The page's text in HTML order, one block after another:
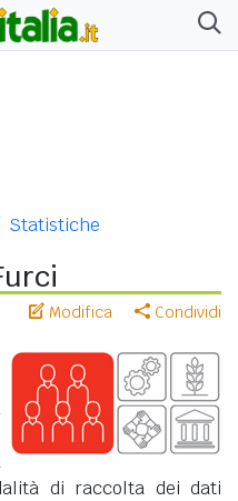
Statistiche
Modifica Condividi
di raccolta dei dati